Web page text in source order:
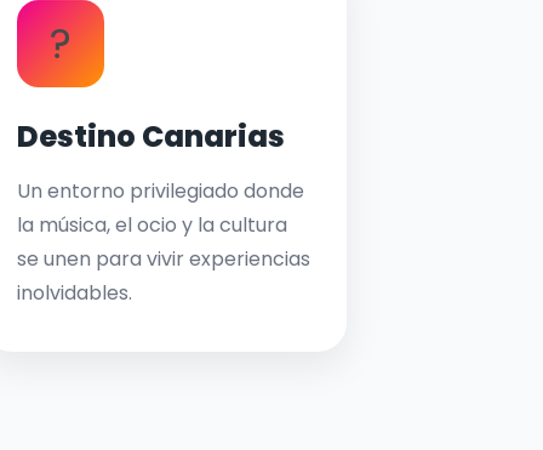
?
Destino Canarias
Un entorno privilegiado donde
la música, el ocio y la cultura
se unen para vivir experiencias
inolvidables.